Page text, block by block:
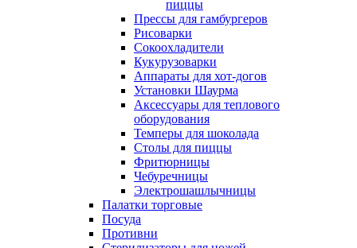
пиццы
Прессы для гамбургеров
Рисоварки
Сокоохладители
Кукурузоварки
Аппараты для хот-догов
Установки Шаурма
Аксессуары для теплового
оборудования
Темперы для шоколада
Столы для пиццы
Фритюрницы
Чебуречницы
Электрошашлычницы
Палатки торговые
Посуда
Противни